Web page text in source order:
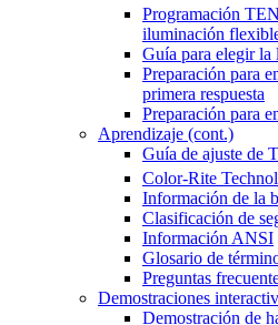
Programación
iluminación
Guía para elegir la
Preparación para
primera respuesta
Preparación para
Aprendizaje (cont.)
Guía de ajuste de
Color-Rite
Información de la
Clasificación de
Información ANSI
Glosario de
Preguntas
Demostraciones
Demostración de